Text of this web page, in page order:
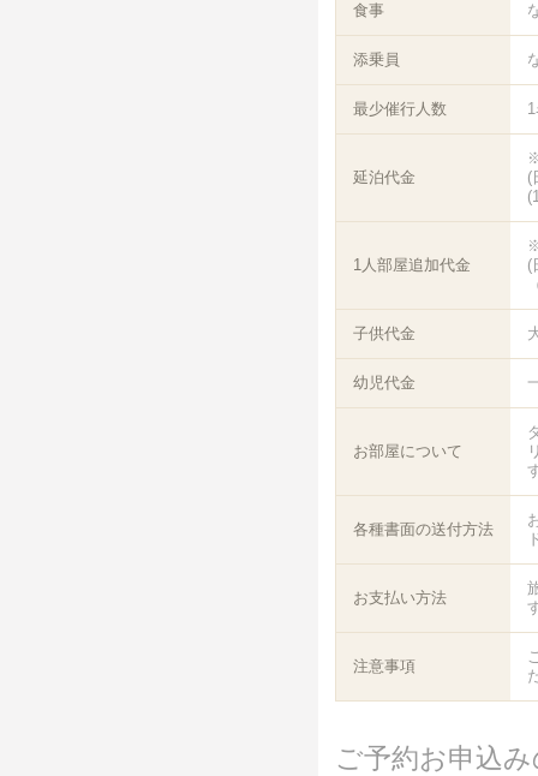
食事
添乗員
最少催行人数
延泊代金
(
1人部屋追加代金
(
子供代金
幼児代金
お部屋について
各種書面の送付方法
お支払い方法
注意事項
ご予約お申込